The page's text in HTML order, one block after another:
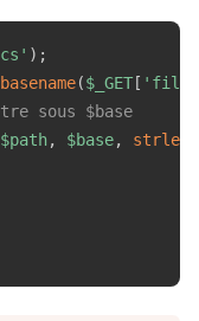
) ;
basename($_GET [ 'file'
sous $base
$path, $base, strlen